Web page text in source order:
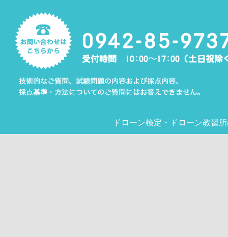
ドローン検定 ・ ドローン教習所